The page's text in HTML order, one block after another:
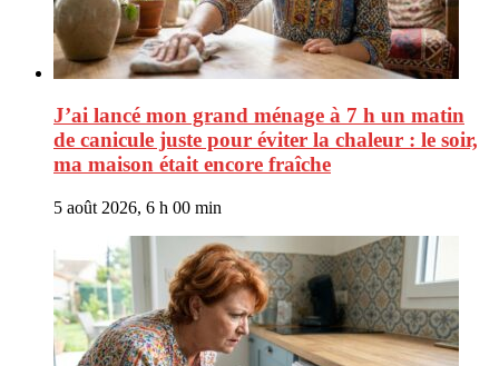
J’ai lancé mon grand ménage à 7 h un matin
de canicule juste pour éviter la chaleur : le soir,
ma maison était encore fraîche
5 août 2026, 6 h 00 min